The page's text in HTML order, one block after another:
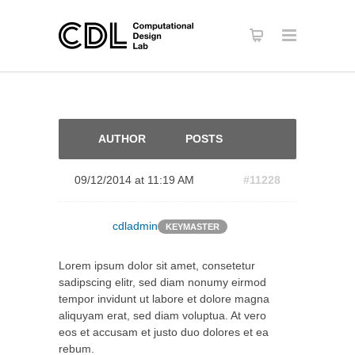
AUTHOR POSTS
09/12/2014 at 11:19 AM #11228
cdladmin KEYMASTER
Lorem ipsum dolor sit amet, consetetur
sadipscing elitr, sed diam nonumy eirmod
tempor invidunt ut labore et dolore magna
aliquyam erat, sed diam voluptua. At vero
eos et accusam et justo duo dolores et ea
rebum.